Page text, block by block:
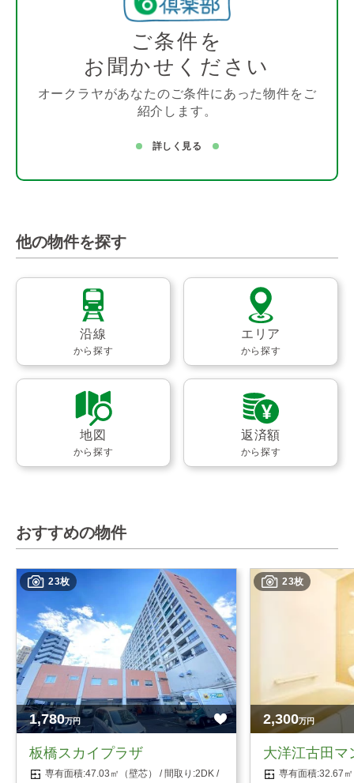
ご条件を
お聞かせください
オークラヤがあなたのご条件にあった物件をご
紹介します。
詳しく見る
他の物件を探す
沿線
から探す
エリア
から探す
地図
から探す
返済額
から探す
おすすめの物件
23枚
1,780万円
板橋スカイプラザ
47.03㎡（壁芯）
2DK
23枚
2,300万円
大洋江古田マ
32.67